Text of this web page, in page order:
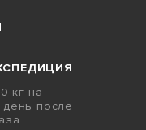
кг на
после